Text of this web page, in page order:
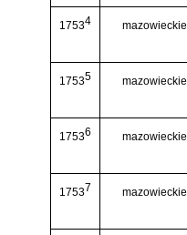
17534 mazowieckie
17535 mazowieckie
17536 mazowieckie
17537 mazowieckie